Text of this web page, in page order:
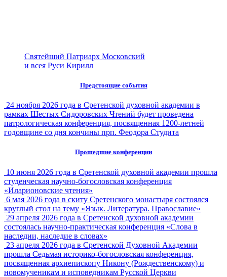
Святейший Патриарх Московский
и всея Руси Кирилл
Предстоящие события
24 ноября 2026 года в Сретенской духовной академии в
рамках Шестых Сидоровских Чтений будет проведена
патрологическая конференция, посвященная 1200-летней
годовщине со дня кончины прп. Феодора Студита
Прошедшие конференции
10 июня 2026 года в Сретенской духовной академии прошла
студенческая научно-богословская конференция
«Иларионовские чтения»
6 мая 2026 года в скиту Сретенского монастыря состоялся
круглый стол на тему «Язык. Литература. Православие»
29 апреля 2026 года в Сретенской духовной академии
состоялась научно-практическая конференция «Слова в
наследии, наследие в словах»
23 апреля 2026 года в Сретенской Духовной Академии
прошла Седьмая историко-богословская конференция,
посвященная архиепископу Никону (Рождественскому) и
новомученикам и исповедникам Русской Церкви